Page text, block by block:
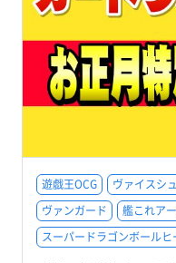
遊戯王OCG ヴァイスシ
ヴァンガード
艦これア
スーパードラゴンボール